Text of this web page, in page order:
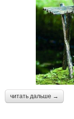
читать дальше →